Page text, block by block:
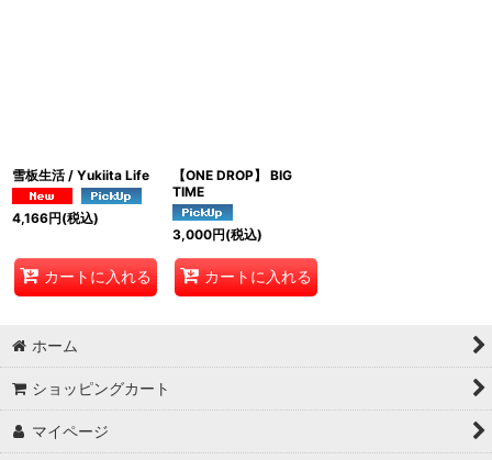
雪板生活 / Yukiita Life
4,166円(税込)
カートに入れる
【ONE DROP】 BIG
TIME
3,000円(税込)
カートに入れる
ホーム
ショッピングカート
マイページ